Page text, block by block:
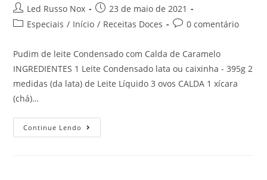
Led Russo Nox
23 de maio de 2021
Especiais / Início / Receitas Doces 0 comentário
Pudim de leite Condensado com Calda de Caramelo
INGREDIENTES 1 Leite Condensado lata ou caixinha - 395g 2
medidas (da lata) de Leite Líquido 3 ovos CALDA 1 xícara
(chá)…
Continue Lendo